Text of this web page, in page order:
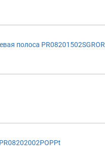
полоса PR08201502SGROR